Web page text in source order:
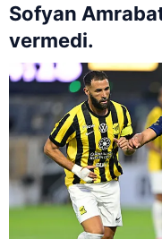
Sofyan
vermedi.